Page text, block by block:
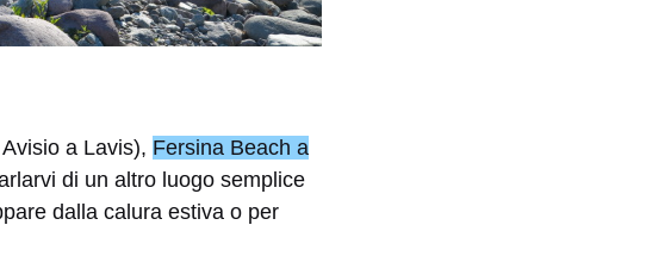
a Lavis), Fersina Beach a
di un altro luogo semplice
dalla calura estiva o per